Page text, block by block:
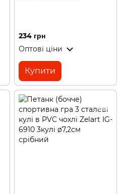
234 грн
Оптові ціни
Купити